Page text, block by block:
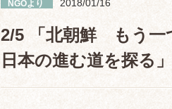
NGOより 2018/01/16
2/5 「北朝鮮 もう一
日本の進む道を探る」